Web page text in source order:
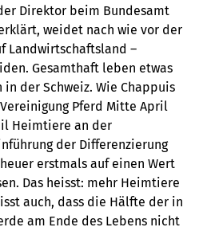
Direktor beim Bundesamt
weidet nach wie vor der
Landwirtschaftsland –
Gesamthaft leben etwas
in der Schweiz. Wie Chappuis
Pferd Mitte April
Heimtiere an der
der Differenzierung
erstmals auf einen Wert
Das heisst: mehr Heimtiere
auch, dass die Hälfte der in
am Ende des Lebens nicht